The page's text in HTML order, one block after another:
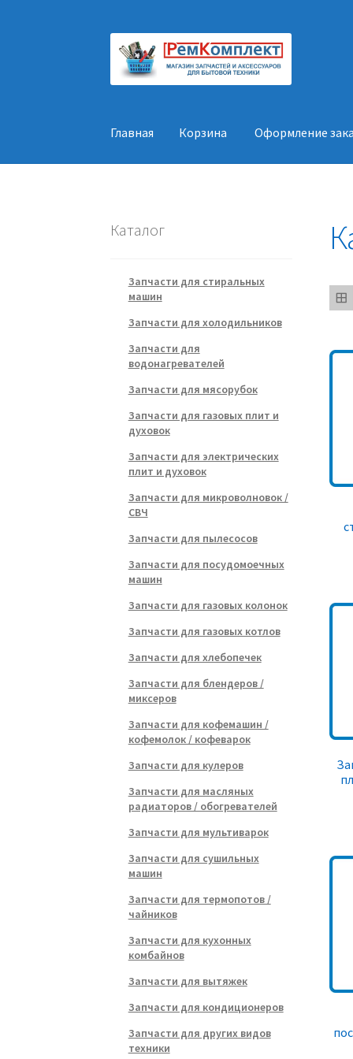
Перейти
навигации
Перейти
содержимому
Главная Корзина Оформление
Каталог
Запчасти для стиральных
машин
Запчасти для холодильников
Запчасти для
водонагревателей
Запчасти для мясорубок
Запчасти для газовых плит и
духовок
Запчасти для электрических
плит и духовок
Запчасти для микроволновок /
СВЧ
Запчасти для пылесосов
Запчасти для посудомоечных
машин
Запчасти для газовых колонок
Запчасти для газовых котлов
Запчасти для хлебопечек
Запчасти для блендеров /
миксеров
Запчасти для кофемашин /
кофемолок / кофеварок
Запчасти для кулеров
Запчасти для масляных
радиаторов / обогревателей
Запчасти для мультиварок
Запчасти для сушильных
машин
Запчасти для термопотов /
чайников
Запчасти для кухонных
комбайнов
Запчасти для вытяжек
Запчасти для кондиционеров
Запчасти для других видов
техники